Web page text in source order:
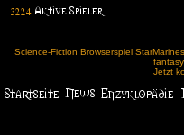
Science-Fiction Browserspiel StarMarines
Jetzt